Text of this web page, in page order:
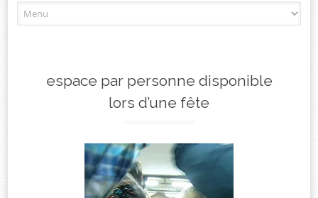
to
espace par personne disponible
lors d’une fête